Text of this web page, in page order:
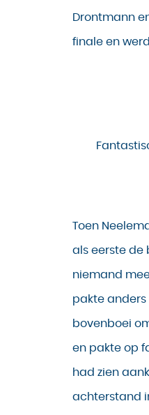
Drontmann
finale en
Toen
als eerste de
niemand
pakte anders
bovenboei
en pakte op
had zien
achterstand